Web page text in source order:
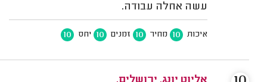
עשה אחלה עבודה.
איכות 10 מחיר 10 זמנים 10 יחס 10